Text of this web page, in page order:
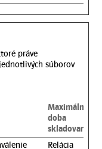
práve
súborov
Maximálna
doba
skladovania
Relácia